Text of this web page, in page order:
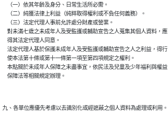
    （一）依其年齡及身分、日常生活所必需。
    （二）純獲法律上利益（純粹取得權利或不負任何義務）。
    （三）法定代理人事前允許處分財產或營業。
    對未滿七歲之未成年人及受監護或輔助宣告之人蒐集其個人資料，應
    得其法定代理人同意。
    法定代理人基於保護未成年人及受監護或輔助宣告之人之利益，得行
    使本法第十條或第十一條第一項至第四項規定之權利。
    本點關於未成年人保障之未盡事宜，依民法及兒童及少年福利與權益